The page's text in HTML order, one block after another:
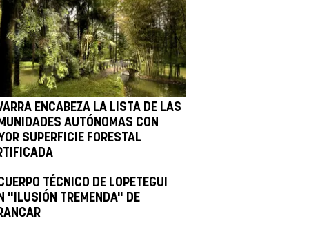
ENCABEZA LA LISTA DE LAS
AUTÓNOMAS CON
SUPERFICIE FORESTAL
TÉCNICO DE LOPETEGUI
"ILUSIÓN TREMENDA" DE